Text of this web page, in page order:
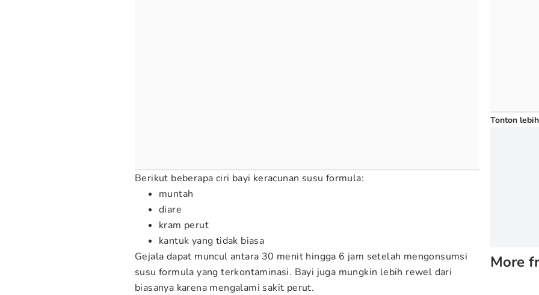
Berikut beberapa ciri bayi keracunan susu formula:
muntah
diare
kram perut
kantuk yang tidak biasa
Gejala dapat muncul antara 30 menit hingga 6 jam setelah mengonsumsi
susu formula yang terkontaminasi. Bayi juga mungkin lebih rewel dari
biasanya karena mengalami sakit perut.
Tonton
More